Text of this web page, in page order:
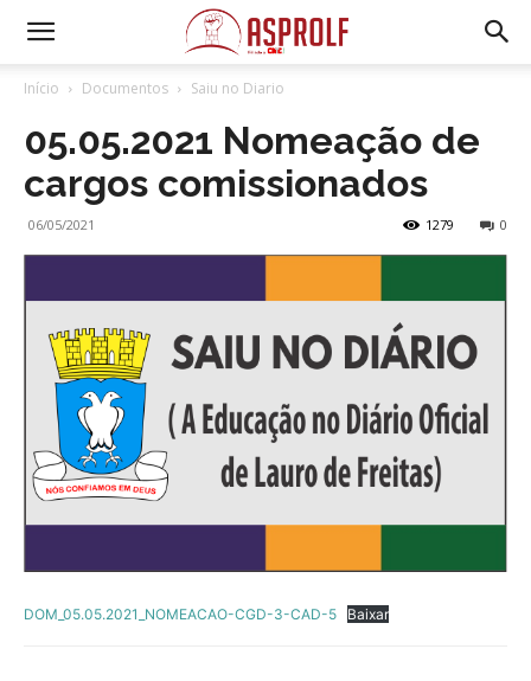
Início Documentos Saiu no Diario
05.05.2021 Nomeação de
cargos comissionados
06/05/2021 0
1279
DOM_05.05.2021_NOMEACAO-CGD-3-CAD-5 Baixar